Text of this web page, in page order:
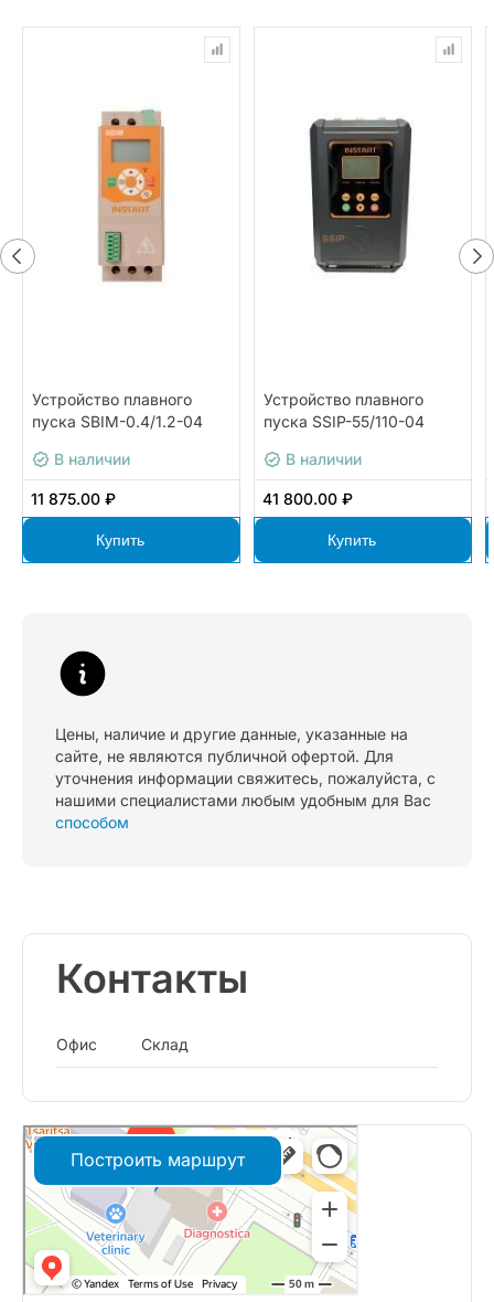
Устройство плавного
пуска SBIM-0.4/1.2-04
В наличии
11 875.00 ₽
Купить
Устройство плавного
пуска SSIP-55/110-04
В наличии
41 800.00 ₽
Купить
Цены, наличие и другие данные, указанные на
сайте, не являются публичной офертой. Для
уточнения информации свяжитесь, пожалуйста, с
нашими специалистами любым удобным для Вас
способом
Контакты
Офис Склад
Построить маршрут